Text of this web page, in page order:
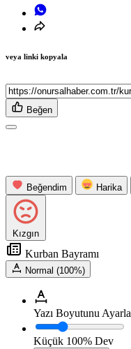
veya linki kopyala
Beğen
Beğendim Harika
Kızgın
Kurban Bayramı
Normal (100%)
Yazı Boyutunu Ayarla
Küçük 100% Dev